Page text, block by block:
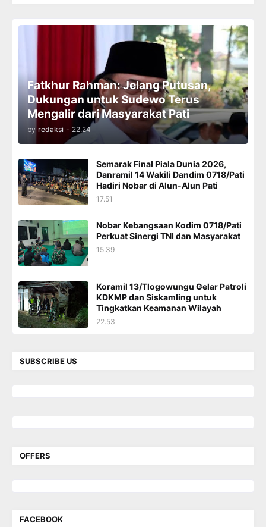
Fatkhur Rahman: Jelang Putusan,
Dukungan untuk Sudewo Terus
Mengalir dari Masyarakat Pati
by redaksi - 22.24
Semarak Final Piala Dunia 2026,
Danramil 14 Wakili Dandim 0718/Pati
Hadiri Nobar di Alun-Alun Pati
17.51
Nobar Kebangsaan Kodim 0718/Pati
Perkuat Sinergi TNI dan Masyarakat
15.39
Koramil 13/Tlogowungu Gelar Patroli
KDKMP dan Siskamling untuk
Tingkatkan Keamanan Wilayah
22.53
SUBSCRIBE US
OFFERS
FACEBOOK